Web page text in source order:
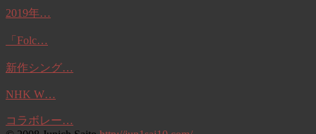
2019年…
「Folc…
新作シング…
NHK W…
コラボレー…